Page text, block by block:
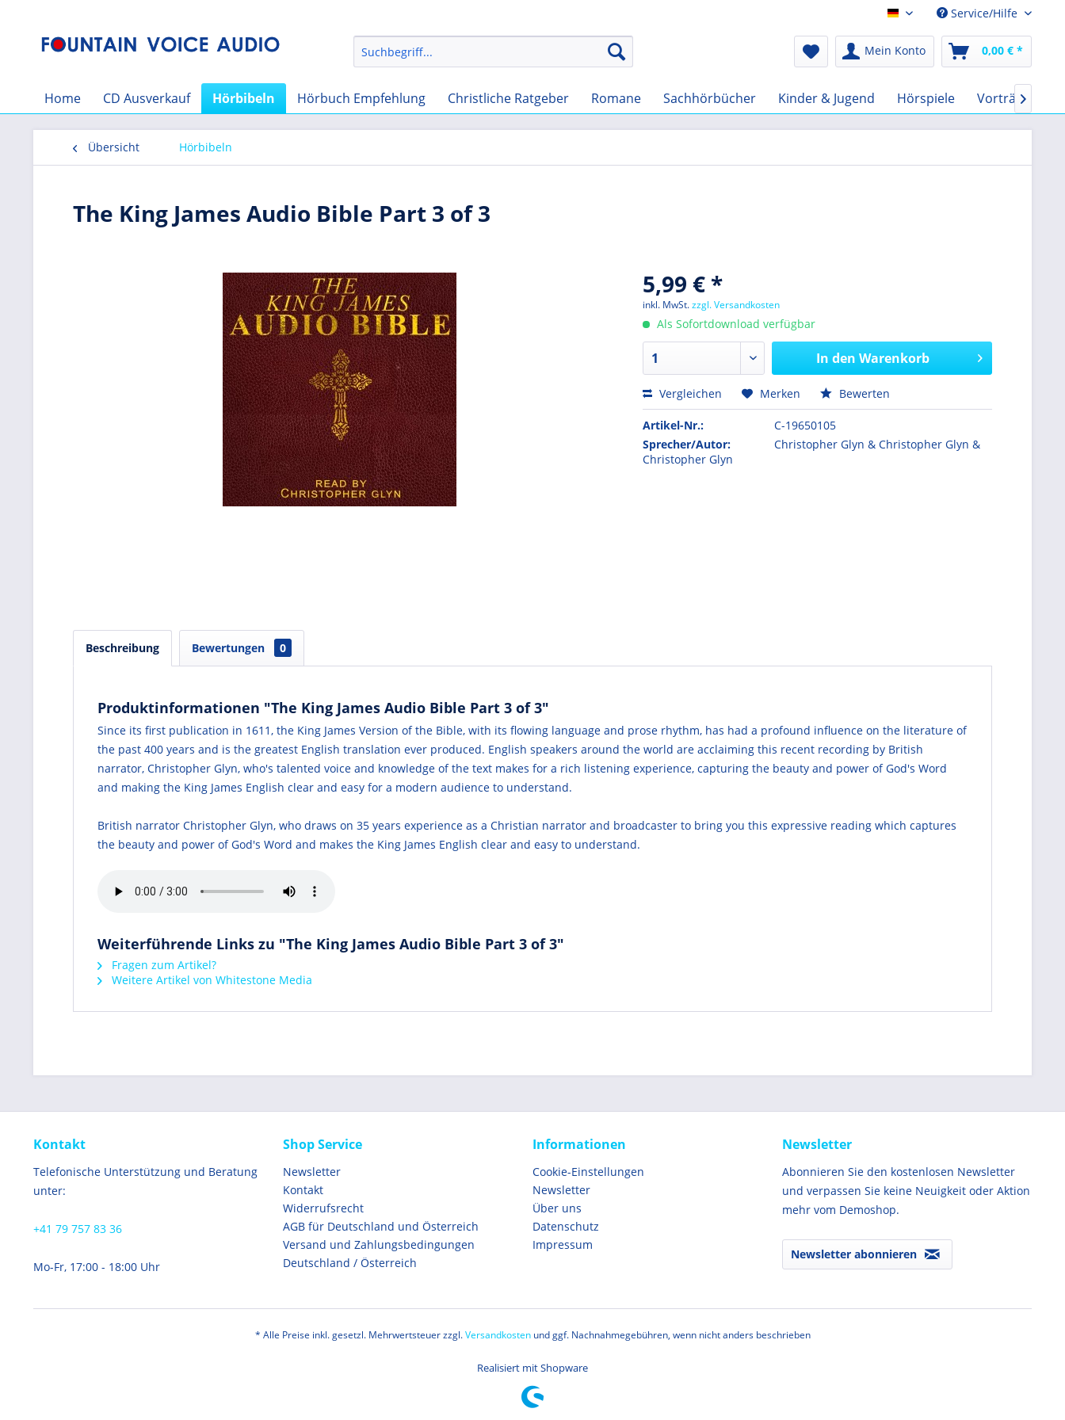
Audio-Book EURService/Hilfe
Mein Konto 0,00 € *
Home CD Ausverkauf Hörbibeln Hörbuch Empfehlung Christliche Ratgeber Romane Sachhörbücher Kinder & Jugend Hörspiele Vorträge

Übersicht Hörbibeln
The King James Audio Bible Part 3 of 3
5,99 € *
inkl. MwSt.zzgl. Versandkosten
Als Sofortdownload verfügbar
In den Warenkorb
Vergleichen Merken Bewerten
Artikel-Nr.:
C-19650105
Sprecher/Autor:
Christopher Glyn & Christopher Glyn &
Christopher Glyn
Beschreibung Bewertungen 0
Produktinformationen "The King James Audio Bible Part 3 of 3"
Since its first publication in 1611, the King James Version of the Bible, with its flowing language and prose rhythm, has had a profound influence on the literature of
the past 400 years and is the greatest English translation ever produced. English speakers around the world are acclaiming this recent recording by British
narrator, Christopher Glyn, who's talented voice and knowledge of the text makes for a rich listening experience, capturing the beauty and power of God's Word
and making the King James English clear and easy for a modern audience to understand.
British narrator Christopher Glyn, who draws on 35 years experience as a Christian narrator and broadcaster to bring you this expressive reading which captures
the beauty and power of God's Word and makes the King James English clear and easy to understand.
Weiterführende Links zu "The King James Audio Bible Part 3 of 3"
Fragen zum Artikel?
Weitere Artikel von Whitestone Media
Kontakt
Telefonische Unterstützung und Beratung
unter:
+41 79 757 83 36
Mo-Fr, 17:00 - 18:00 Uhr
Shop Service
Newsletter
Kontakt
Widerrufsrecht
AGB für Deutschland und Österreich
Versand und Zahlungsbedingungen
Deutschland / Österreich
Informationen
Cookie-Einstellungen
Newsletter
Über uns
Datenschutz
Impressum
Newsletter
Abonnieren Sie den kostenlosen Newsletter
und verpassen Sie keine Neuigkeit oder Aktion
mehr vom Demoshop.
Newsletter abonnieren
* Alle Preise inkl. gesetzl. Mehrwertsteuer zzgl.Versandkostenund ggf. Nachnahmegebühren, wenn nicht anders beschrieben
Realisiert mit Shopware